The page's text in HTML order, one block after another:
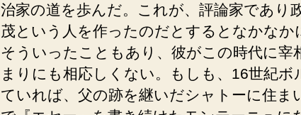
治家の道を歩んだ。これが、評論家であり
茂という人を作ったのだとするとなかなか
そういったこともあり、彼がこの時代に宰
まりにも相応しくない。もしも、16世紀ボ
ていれば、父の跡を継いだシャトーに住ま